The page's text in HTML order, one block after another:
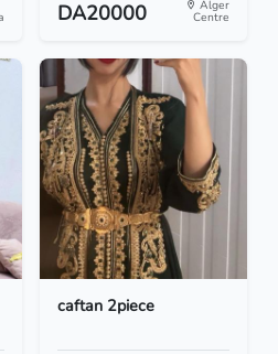
DA20000 Alger
Centre
caftan 2piece